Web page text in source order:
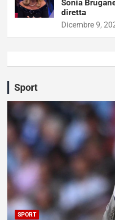
Sonia
diretta
Dicembre 9,
Sport
SPORT